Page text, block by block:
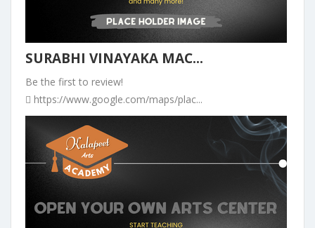
SURABHI VINAYAKA MAC...
Be the first to review!
https://www.google.com/maps/plac...